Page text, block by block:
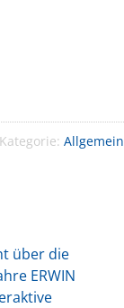
Kategorie:Allgemein
über die
ERWIN